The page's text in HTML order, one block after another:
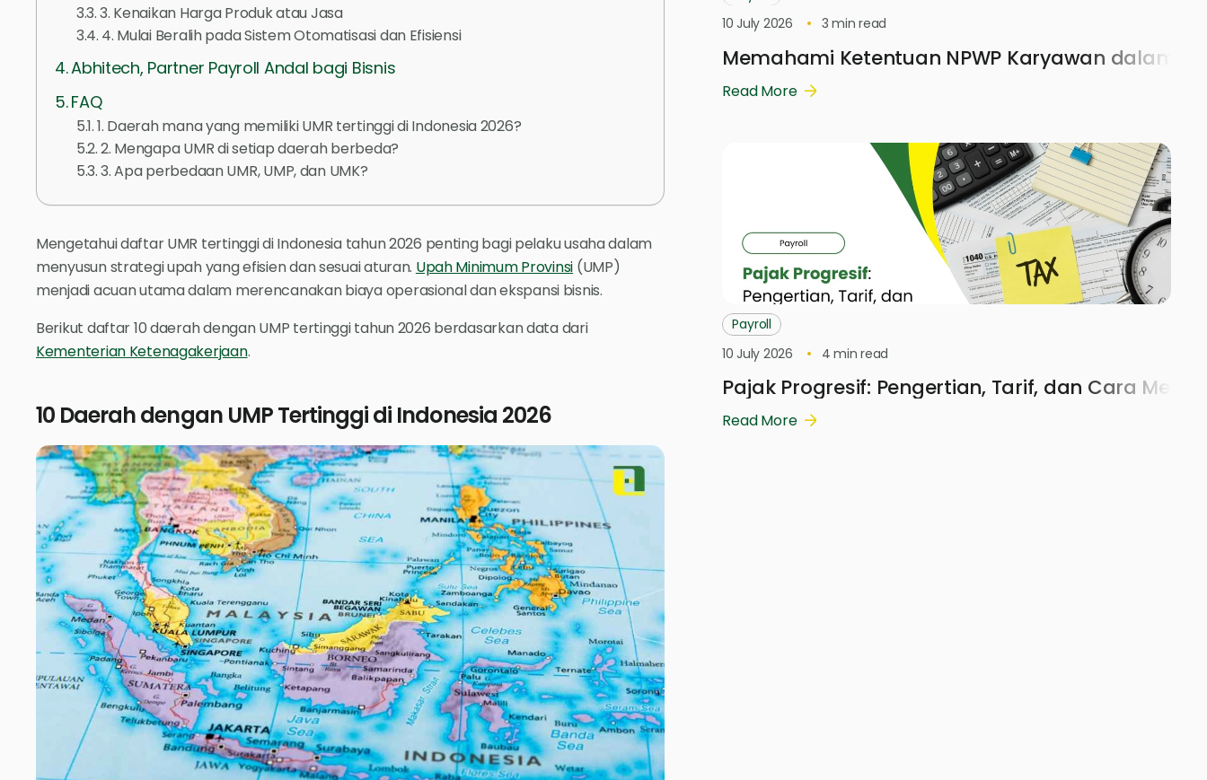
3. Kenaikan Harga Produk atau Jasa
4. Mulai Beralih pada Sistem Otomatisasi dan Efisiensi
Abhitech, Partner Payroll Andal bagi Bisnis
FAQ
1. Daerah mana yang memiliki UMR tertinggi di Indonesia 2026?
2. Mengapa UMR di setiap daerah berbeda?
3. Apa perbedaan UMR, UMP, dan UMK?
Mengetahui daftar UMR tertinggi di Indonesia tahun 2026 penting bagi pelaku usaha dalam
menyusun strategi upah yang efisien dan sesuai aturan. Upah Minimum Provinsi (UMP)
menjadi acuan utama dalam merencanakan biaya operasional dan ekspansi bisnis.
Berikut daftar 10 daerah dengan UMP tertinggi tahun 2026 berdasarkan data dari
Kementerian Ketenagakerjaan.
10 Daerah dengan UMP Tertinggi di Indonesia 2026
10 July 2026
3 min read
Memahami Ketentuan NPWP Karyawan dalam
Read More
Payroll
10 July 2026
4 min read
Pajak Progresif: Pengertian, Tarif, dan Cara
Read More